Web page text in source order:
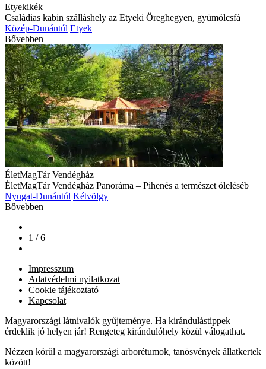
Etyekikék
Családias kabin szálláshely az Etyeki Öreghegyen, gyümölcsfá
Közép-Dunántúl Etyek
Bővebben
ÉletMagTár Vendégház
ÉletMagTár Vendégház Panoráma – Pihenés a természet öleléséb
Nyugat-Dunántúl Kétvölgy
Bővebben
1 / 6
Impresszum
Adatvédelmi nyilatkozat
Cookie tájékoztató
Kapcsolat
Magyarországi látnivalók gyűjteménye. Ha kirándulástippek
érdeklik jó helyen jár! Rengeteg kirándulóhely közül válogathat.
Nézzen körül a magyarországi arborétumok, tanösvények állatkertek
között!